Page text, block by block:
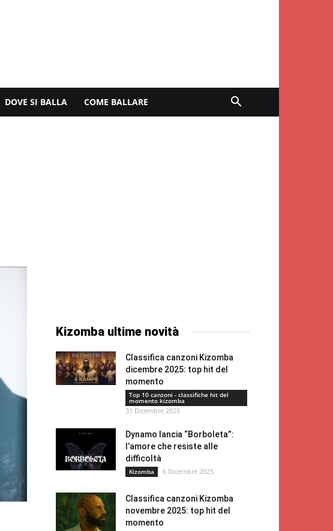
DOVE SI BALLA COME BALLARE
Kizomba ultime novità
Classifica canzoni Kizomba
dicembre 2025: top hit del
momento
Top 10 canzoni - classifiche hit del
momento kizomba
31 Dicembre 2025
Dynamo lancia “Borboleta”:
l’amore che resiste alle
difficoltà
Kizomba 6 Dicembre 2025
Classifica canzoni Kizomba
novembre 2025: top hit del
momento